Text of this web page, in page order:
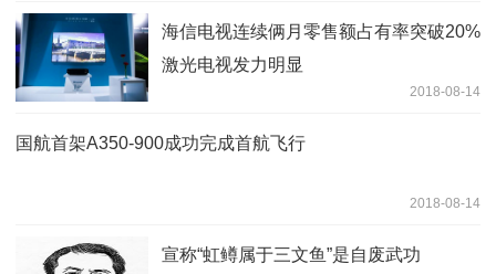
海信电视连续俩月零售额占有率突破20%
激光电视发力明显
2018-08-14
国航首架A350-900成功完成首航飞行
2018-08-14
宣称“虹鳟属于三文鱼”是自废武功